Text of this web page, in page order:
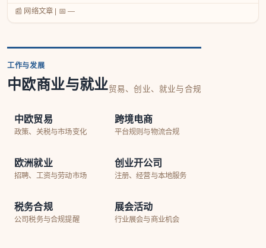
📰 网络文章 📅 —
工作与发展
中欧商业与就业贸易、创业、就业与合规
中欧贸易
政策、关税与市场变化
跨境电商
平台规则与物流合规
欧洲就业
招聘、工资与劳动市场
创业开公司
注册、经营与本地服务
税务合规
公司税务与合规提醒
展会活动
行业展会与商业机会